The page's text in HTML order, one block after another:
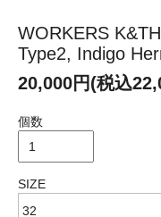
WORKERS
Type2, Indigo
20,000円(税込
個数
SIZE